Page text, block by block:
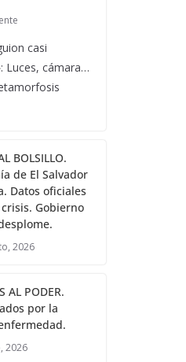
casi
Luces, cámara…
BOLSILLO.
de El Salvador
Datos oficiales
Gobierno
2026
AL PODER.
por la
2026